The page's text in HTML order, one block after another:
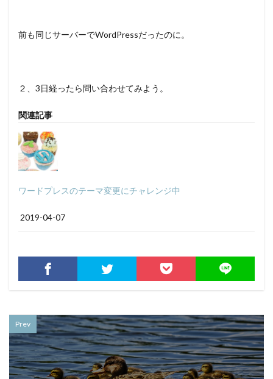
前も同じサーバーでWordPressだったのに。
２、3日経ったら問い合わせてみよう。
関連記事
ワードプレスのテーマ変更にチャレンジ中
2019-04-07
Prev